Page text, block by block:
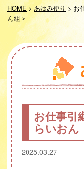
HOME> あゆみ便り > お
ん組＞
お仕事引
らいおん
2025.03.27
園の紹介
保育内容
入園案内
採用情報
お問い合わせ
あゆみ便り
あゆみギャラリー
プライバシーポリシ
サイトマップ